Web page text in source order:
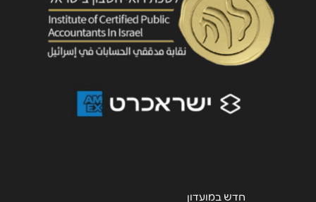
שליחה
חדש במועדון